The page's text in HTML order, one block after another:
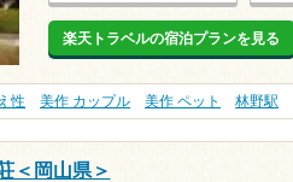
楽天トラベルの宿泊プランを見る
性 美作 カップル 美作 ペット 林野駅
岡山県＞